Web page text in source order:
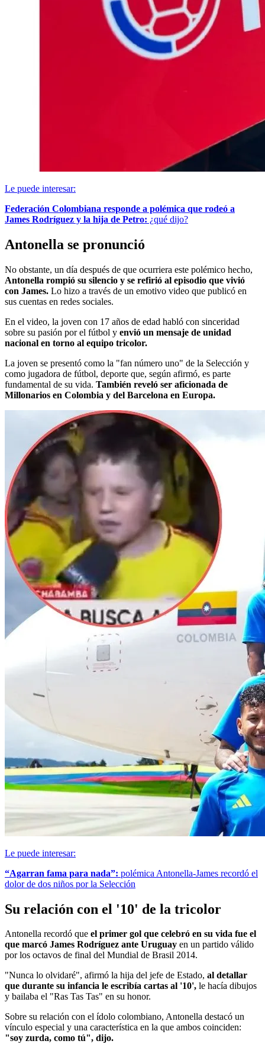
Le puede interesar:
Federación Colombiana responde a polémica que rodeó a
James Rodríguez y la hija de Petro: ¿qué dijo?
Antonella se pronunció
No obstante, un día después de que ocurriera este polémico hecho,
Antonella rompió su silencio y se refirió al episodio que vivió
con James. Lo hizo a través de un emotivo video que publicó en
sus cuentas en redes sociales.
En el video, la joven con 17 años de edad habló con sinceridad
sobre su pasión por el fútbol y envió un mensaje de unidad
nacional en torno al equipo tricolor.
La joven se presentó como la "fan número uno" de la Selección y
como jugadora de fútbol, deporte que, según afirmó, es parte
fundamental de su vida. También reveló ser aficionada de
Millonarios en Colombia y del Barcelona en Europa.
Le puede interesar:
“Agarran fama para nada”: polémica Antonella-James recordó el
dolor de dos niños por la Selección
Su relación con el '10' de la tricolor
Antonella recordó que el primer gol que celebró en su vida fue el
que marcó James Rodríguez ante Uruguay en un partido válido
por los octavos de final del Mundial de Brasil 2014.
"Nunca lo olvidaré", afirmó la hija del jefe de Estado, al detallar
que durante su infancia le escribía cartas al '10', le hacía dibujos
y bailaba el "Ras Tas Tas" en su honor.
Sobre su relación con el ídolo colombiano, Antonella destacó un
vínculo especial y una característica en la que ambos coinciden:
"soy zurda, como tú", dijo.